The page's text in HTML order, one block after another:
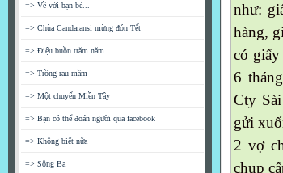
=> Về với bạn bè...
=> Chùa Candaransi mừng đón Tết
=> Điệu buồn trăm năm
=> Trồng rau mầm
=> Một chuyến Miền Tây
=> Bạn có thể đoán người qua facebook
=> Không biết nữa
=> Sông Ba
như:
hàng,
có
6
Cty
gửi
2 vợ
chụp